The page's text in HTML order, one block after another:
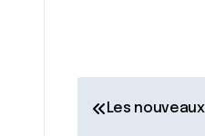
N
Les